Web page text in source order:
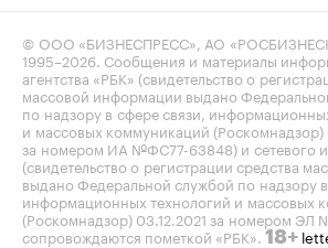
© ООО «БИЗНЕСПРЕСС», АО
1995–2026. Сообщения и материалы
агентства «РБК» (свидетельство о
массовой информации выдано
по надзору в сфере связи,
и массовых коммуникаций (Роскомнадзор)
за номером ИА №ФС77-63848) и сетевого
(свидетельство о регистрации средства
выдано Федеральной службой по надзору
информационных технологий и массовых
(Роскомнадзор) 03.12.2021 за номером
сопровождаются пометкой «РБК». 18+